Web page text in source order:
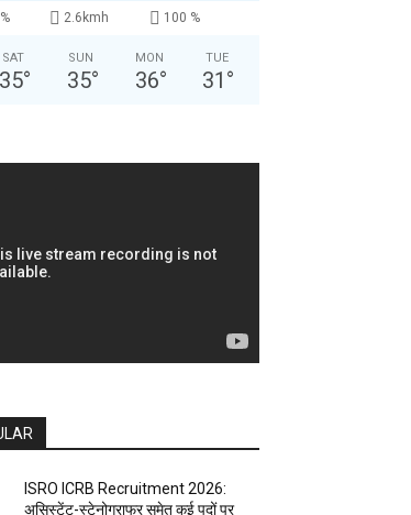
2.6kmh 100 %
SAT
35°
SUN
35°
MON
36°
TUE
31 °
ISRO ICRB Recruitment 2026:
असिस्टेंट-स्टेनोग्राफर समेत कई पदों पर